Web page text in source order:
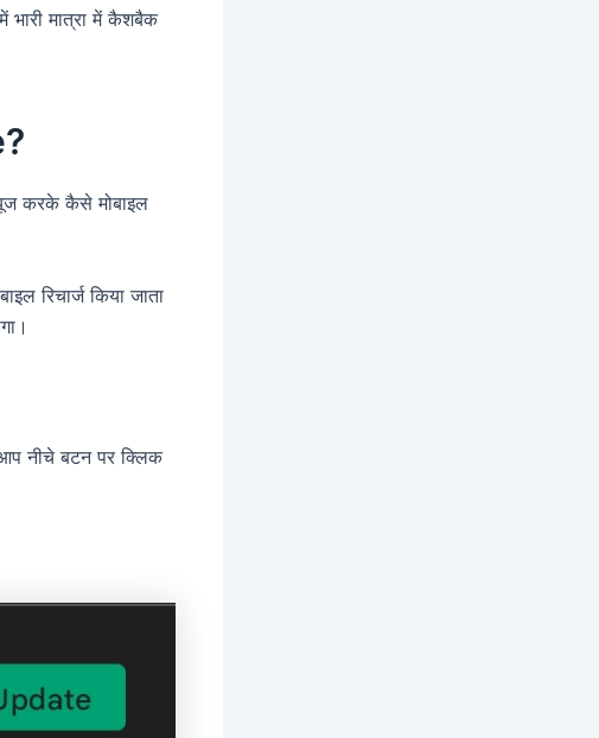
मात्रा में कैशबैक
करके कैसे मोबाइल
रिचार्ज किया जाता
नीचे बटन पर क्लिक